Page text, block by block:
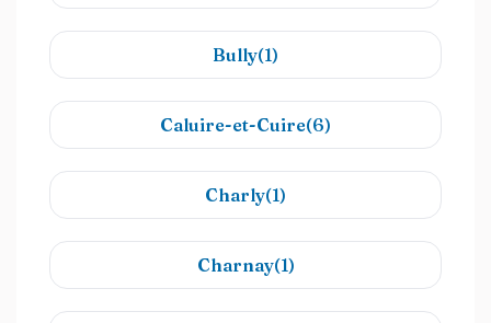
Bully(1)
Caluire-et-Cuire(6)
Charly(1)
Charnay(1)